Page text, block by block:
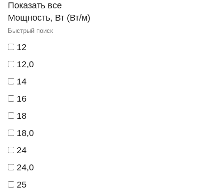
Показать все
Мощность, Вт (Вт/м)
12
12,0
14
16
18
18,0
24
24,0
25